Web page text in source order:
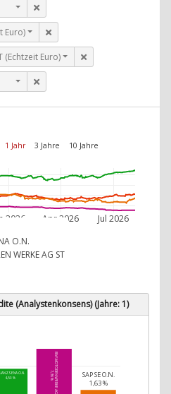
Euro)
(Echtzeit Euro)
1 Jahr 3 Jahre 10 Jahre
2026 Apr 2026 Jul 2026
O.N.
WERKE AG ST
(Analystenkonsens) (Jahre: 1)
SE NA O.N.
4,59 % BAY.MOTOREN WERKE AG ST
7,36 % SAP SE O.N.
1,63 %